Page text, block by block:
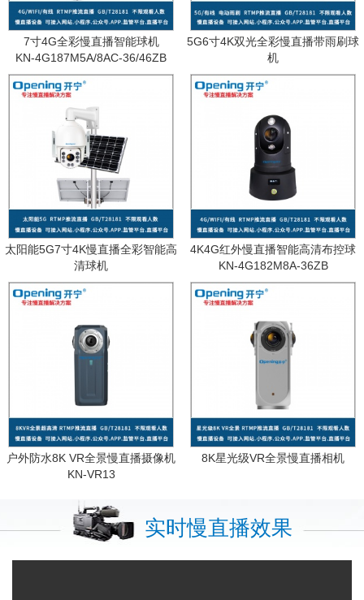
7寸4G全彩慢直播智能球机
KN-4G187M5A/8AC-36/46ZB
5G6寸4K双光全彩慢直播带雨刷球
机
太阳能5G7寸4K慢直播全彩智能高
清球机
4K4G红外慢直播智能高清布控球
KN-4G182M8A-36ZB
户外防水8K VR全景慢直播摄像机
KN-VR13
8K星光级VR全景慢直播相机
实时慢直播效果